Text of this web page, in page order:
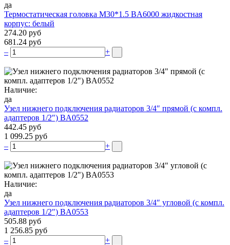
да
Термостатическая головка M30*1.5 BA6000 жидкостная
корпус: белый
274.20 руб
681.24 руб
–
+
Наличие:
да
Узел нижнего подключения радиаторов 3/4″ прямой (c компл.
адаптеров 1/2″) BA0552
442.45 руб
1 099.25 руб
–
+
Наличие:
да
Узел нижнего подключения радиаторов 3/4″ угловой (c компл.
адаптеров 1/2″) BA0553
505.88 руб
1 256.85 руб
–
+